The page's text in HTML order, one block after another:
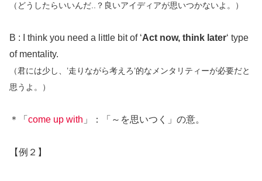
（どうしたらいいんだ..？良いアイディアが思いつかないよ。）
B : I think you need a little bit of ‘Act now, think later‘ type
of mentality.
（君には少し、’走りながら考えろ’的なメンタリティーが必要だと
思うよ。）
＊「 come up with 」：「～を思いつく」の意。
【例２】